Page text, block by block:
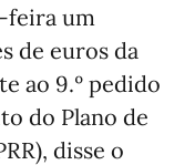
feira um
de euros da
ao 9.º pedido
do Plano de
disse o